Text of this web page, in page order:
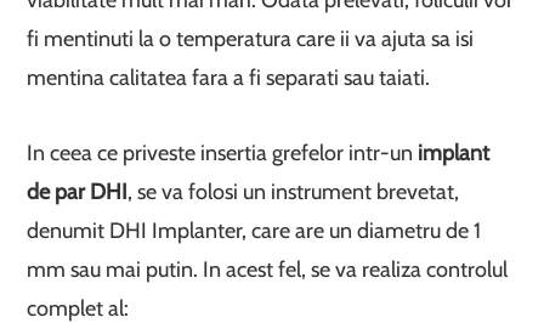
fi mentinuti la o temperatura care ii va ajuta sa isi
mentina calitatea fara a fi separati sau taiati.
In ceea ce priveste insertia grefelor intr-un implant
de par DHI, se va folosi un instrument brevetat,
denumit DHI Implanter, care are un diametru de 1
mm sau mai putin. In acest fel, se va realiza controlul
complet al: